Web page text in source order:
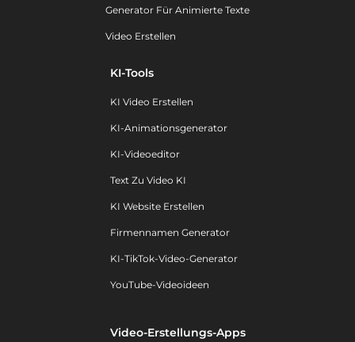
Generator Für Animierte Texte
Video Erstellen
KI-Tools
KI Video Erstellen
KI-Animationsgenerator
KI-Videoeditor
Text Zu Video KI
KI Website Erstellen
Firmennamen Generator
KI-TikTok-Video-Generator
YouTube-Videoideen
Video-Erstellungs-Apps